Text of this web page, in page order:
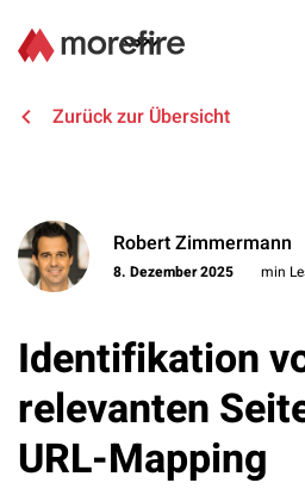
Lösungen
Über uns
Newsletter
Kontakt
Zurück zur Übersicht
Robert Zimmermann
8. Dezember 2025 min
Identifikation
relevanten
URL-Mapping